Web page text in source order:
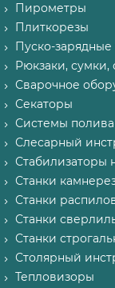
Пирометры
Плиткорезы
Пуско-зарядные
Рюкзаки, сумки,
Сварочное
Секаторы
Системы
Слесарный
Стабилизаторы
Станки
Станки
Станки
Станки
Столярный
Тепловизоры